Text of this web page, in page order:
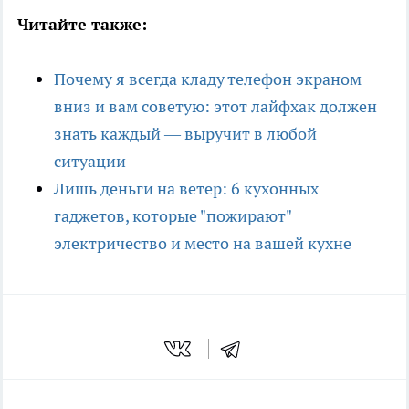
Читайте также:
Почему я всегда кладу телефон экраном
вниз и вам советую: этот лайфхак должен
знать каждый — выручит в любой
ситуации
Лишь деньги на ветер: 6 кухонных
гаджетов, которые "пожирают"
электричество и место на вашей кухне